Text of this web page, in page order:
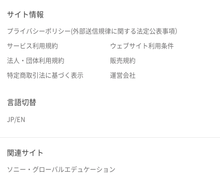
サポート
サイト情報
プライバシーポリシー(外部送信規律に関する法定公表事項）
サービス利用規約 ウェブサイト利用条件
法人・団体利用規約 販売規約
特定商取引法に基づく表示 運営会社
言語切替
JP/EN
関連サイト
ソニー・グローバルエデュケーション